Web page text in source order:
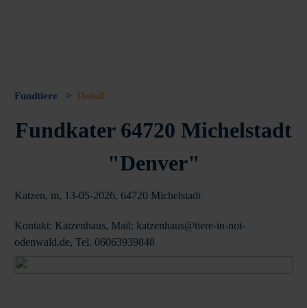
Fundtiere > Detail
Fundkater 64720 Michelstadt
"Denver"
Katzen, m, 13-05-2026, 64720 Michelstadt
Kontakt: Katzenhaus, Mail: katzenhaus@tiere-in-not-
odenwald.de, Tel. 06063939848